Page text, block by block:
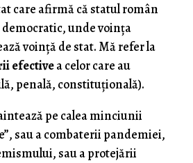
care afirmă că statul român
unde voinţa
voinţă de stat. Mă refer la
efectivea celor care au
penală, constituţională).
pe calea minciunii
sau a combaterii pandemiei,
sau a protejării